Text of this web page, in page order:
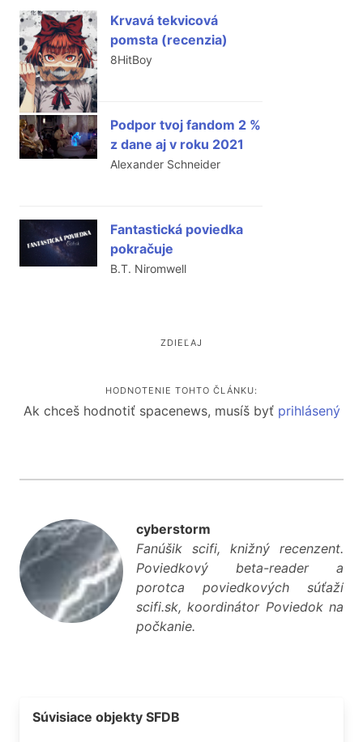
Krvavá tekvicová
pomsta (recenzia)
8HitBoy
Podpor tvoj fandom 2 %
z dane aj v roku 2021
Alexander Schneider
Fantastická poviedka
pokračuje
B.T. Niromwell
ZDIEĽAJ
HODNOTENIE TOHTO ČLÁNKU:
Ak chceš hodnotiť spacenews, musíš byť prihlásený
cyberstorm
Fanúšik scifi, knižný recenzent.
Poviedkový beta-reader a
porotca poviedkových súťaží
scifi.sk, koordinátor Poviedok na
počkanie.
Súvisiace objekty SFDB